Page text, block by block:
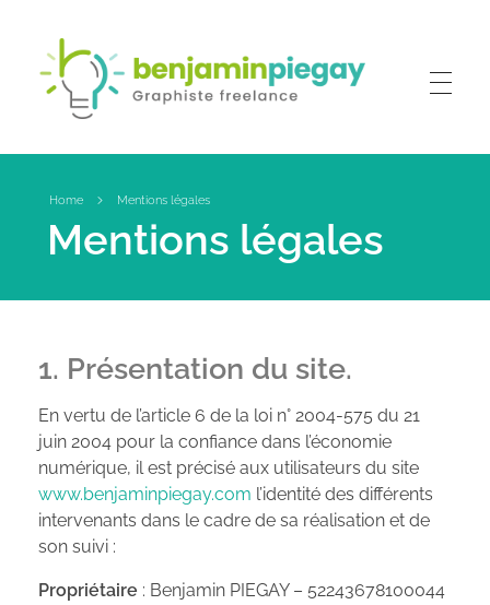
Home Mentions légales
Mentions légales
1. Présentation du site.
En vertu de l’article 6 de la loi n° 2004-575 du 21
juin 2004 pour la confiance dans l’économie
numérique, il est précisé aux utilisateurs du site
www.benjaminpiegay.com l’identité des différents
intervenants dans le cadre de sa réalisation et de
son suivi :
Propriétaire : Benjamin PIEGAY – ‎52243678100044